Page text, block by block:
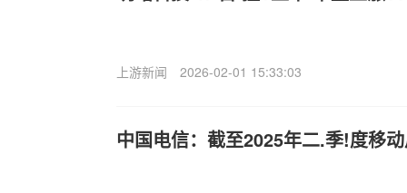
上游新闻 2026-02-01 15:33:03
中国电信：截至2025年二.季!度移